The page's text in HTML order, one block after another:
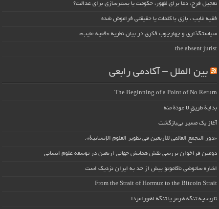
تعجیل فرج: دعا برای ظهور، حکومت یا بسترسازی برای عدالت؟
فقیه غایب ، بازی با کلمات یا حقیقتی فراموش شده
سیاستگذاری و چهارچوب فکری در بیان نظریه «فقیه غایب»
the absent jurist
بین الملل – آکادمی رابعی
The Beginning of a Point of No Return
بداية طريقٍ لا عودة منه
آغاز یک مسیر بی‌بازگشت
«دور التجمع العالمي للأربعين في تطوير العلوم الإنسانية».
دومین فراخوان بررسی نقش همایش جهانی اربعین در توسعه علوم انسانی
اشاره ساتوشی ناکاموتو بیش از حد به ایران نزدیک است
From the Strait of Hormuz to the Bitcoin Strait
تاریخچه تنگه هرمز یا تنگه اهورامزدا